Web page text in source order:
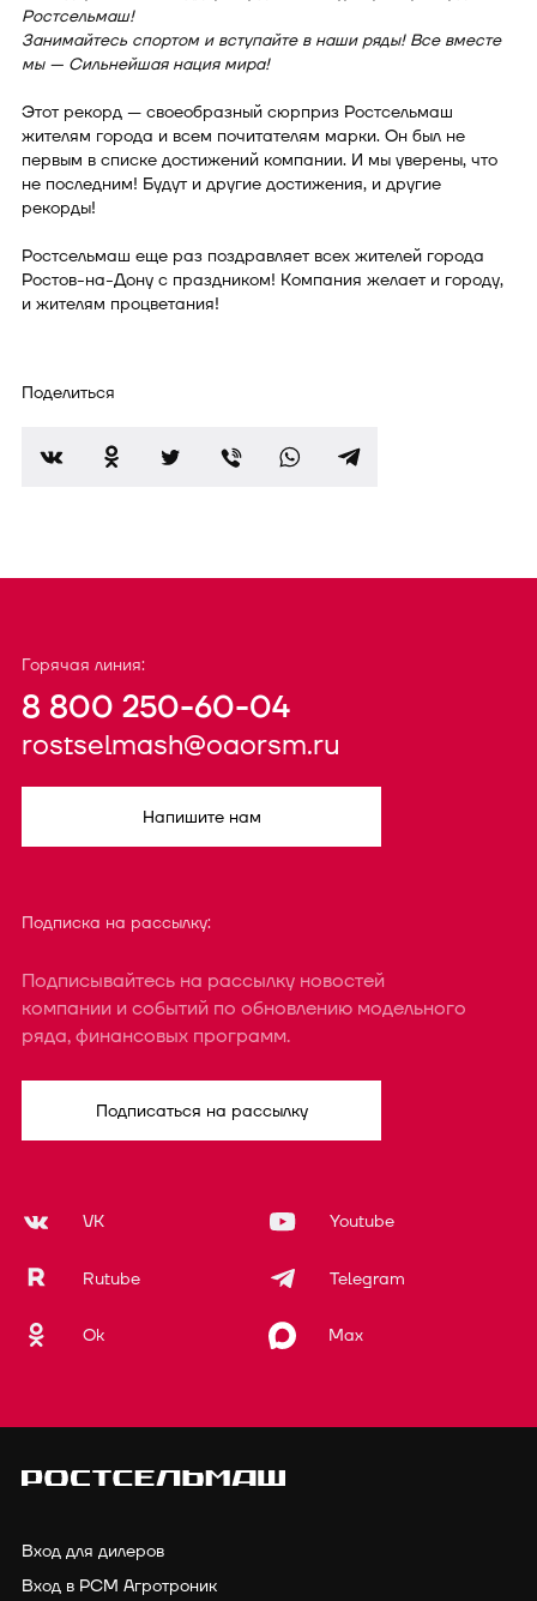
Ростсельмаш!
Занимайтесь спортом и вступайте в наши ряды! Все вместе
мы — Сильнейшая нация мира!
Этот рекорд — своеобразный сюрприз Ростсельмаш
жителям города и всем почитателям марки. Он был не
первым в списке достижений компании. И мы уверены, что
не последним! Будут и другие достижения, и другие
рекорды!
Ростсельмаш еще раз поздравляет всех жителей города
Ростов-на-Дону с праздником! Компания желает и городу,
и жителям процветания!
Поделиться
Горячая линия:
8 800 250-60-04
rostselmash@oaorsm.ru
Напишите нам
Подписка на рассылку:
Подписывайтесь на рассылку новостей
компании и событий по обновлению модельного
ряда, финансовых программ.
Подписаться на рассылку
VK Youtube
Rutube Telegram
Ok Max
Вход для дилеров
Вход в РСМ Агротроник